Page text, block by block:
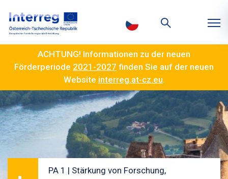
ACHTUNG! Informationen zu der neuen
Förderperiode 2021-2027 finden Sie auf der neuen
Website interreg.at-cz.eu.
PA 1 | Stärkung von Forschung,